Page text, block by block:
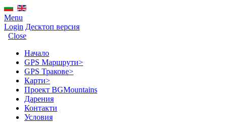
Menu
Login Десктоп версия
Close
Начало
GPS Mаршрути>
GPS Тракове>
Карти>
Проект BGMountains
Дарения
Контакти
Условия